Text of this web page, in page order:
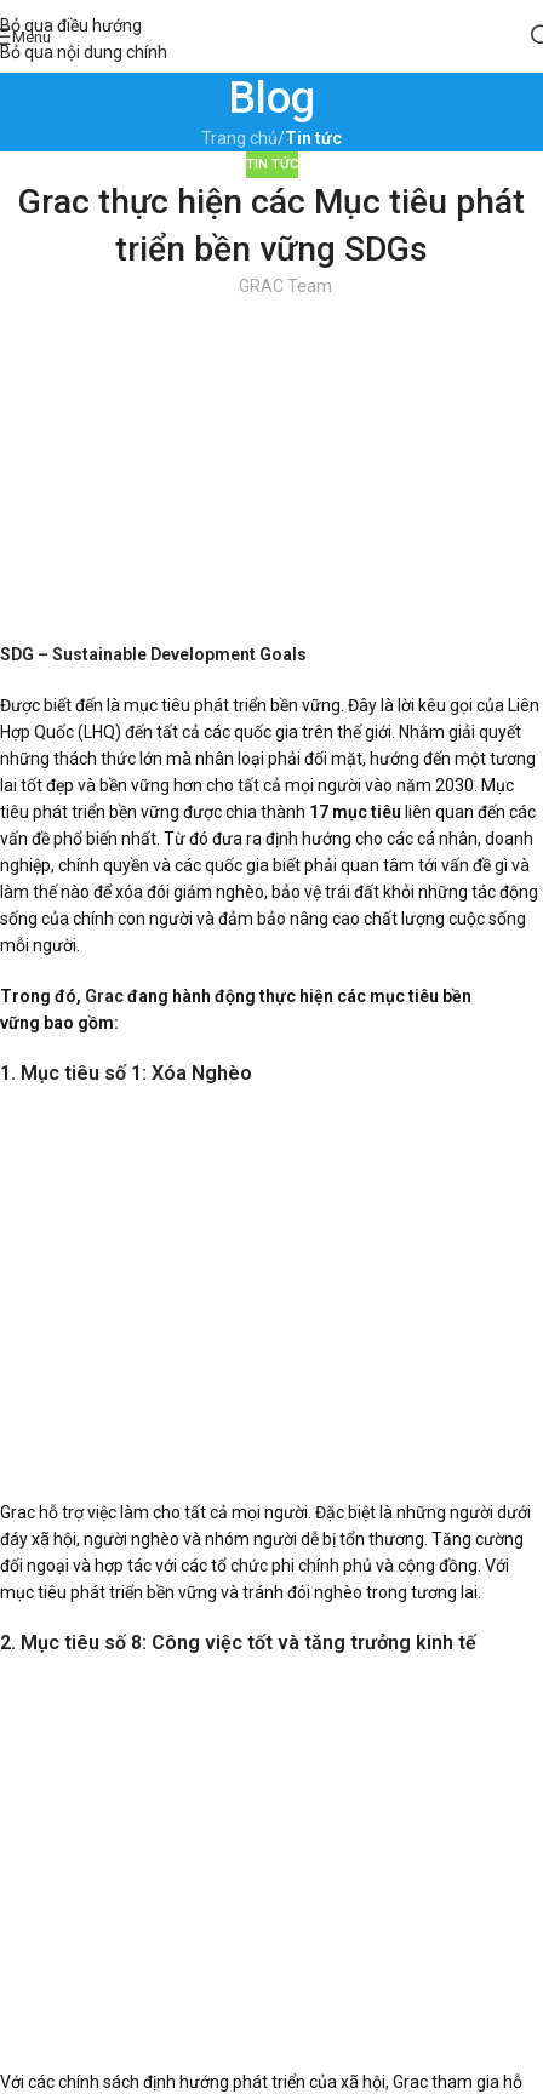
Bỏ qua điều hướng
Bỏ qua nội dung chính
Menu
Blog
Trang chủ/Tin tức
TIN TỨC
Grac thực hiện các Mục tiêu phát
triển bền vững SDGs
GRAC Team
SDG – Sustainable Development Goals
Được biết đến là mục tiêu phát triển bền vững. Đây là lời kêu gọi của Liên
Hợp Quốc (LHQ) đến tất cả các quốc gia trên thế giới. Nhằm giải quyết
những thách thức lớn mà nhân loại phải đối mặt, hướng đến một tương
lai tốt đẹp và bền vững hơn cho tất cả mọi người vào năm 2030. Mục
tiêu phát triển bền vững được chia thành 17 mục tiêu liên quan đến các
vấn đề phổ biến nhất. Từ đó đưa ra định hướng cho các cá nhân, doanh
nghiệp, chính quyền và các quốc gia biết phải quan tâm tới vấn đề gì và
làm thế nào để xóa đói giảm nghèo, bảo vệ trái đất khỏi những tác động
sống của chính con người và đảm bảo nâng cao chất lượng cuộc sống
mỗi người.
Trong đó, Gracđang hành động thực hiện các mục tiêu bền
vững bao gồm:
1. Mục tiêu số 1: Xóa Nghèo
Grac hỗ trợ việc làm cho tất cả mọi người. Đặc biệt là những người dưới
đáy xã hội, người nghèo và nhóm người dễ bị tổn thương. Tăng cường
đối ngoại và hợp tác với các tổ chức phi chính phủ và cộng đồng. Với
mục tiêu phát triển bền vững và tránh đói nghèo trong tương lai.
2. Mục tiêu số 8: Công việc tốt và tăng trưởng kinh tế
Với các chính sách định hướng phát triển của xã hội, Grac tham gia hỗ